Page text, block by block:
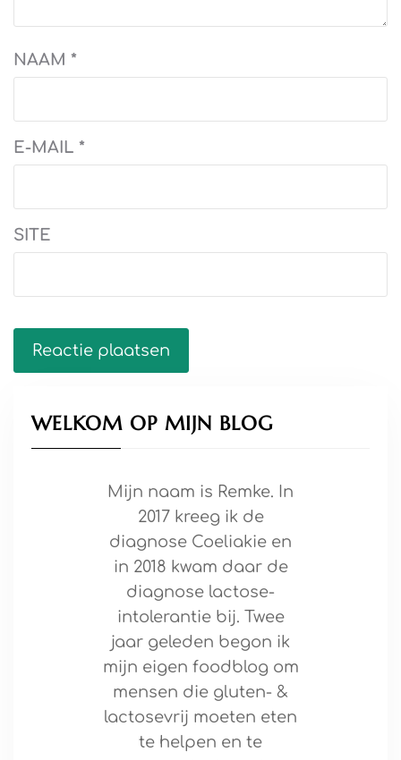
NAAM *
E-MAIL *
SITE
WELKOM OP MIJN BLOG
Mijn naam is Remke. In
2017 kreeg ik de
diagnose Coeliakie en
in 2018 kwam daar de
diagnose lactose-
intolerantie bij. Twee
jaar geleden begon ik
mijn eigen foodblog om
mensen die gluten- &
lactosevrij moeten eten
te helpen en te